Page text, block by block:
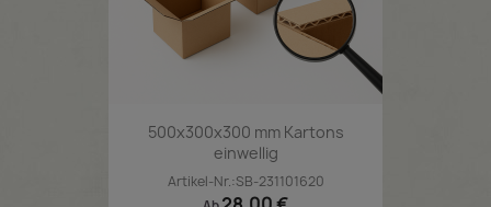
500x300x300 mm Kartons
einwellig
Artikel-Nr.:SB-231101620